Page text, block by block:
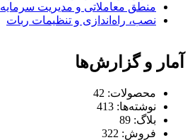
منطق معاملاتی و مدیریت سرمایه
نصب، راه‌اندازی و تنظیمات ربات
آمار و گزارش‌ها
محصولات: 42
نوشته‌ها: 413
بلاگ: 89
فروش: 322